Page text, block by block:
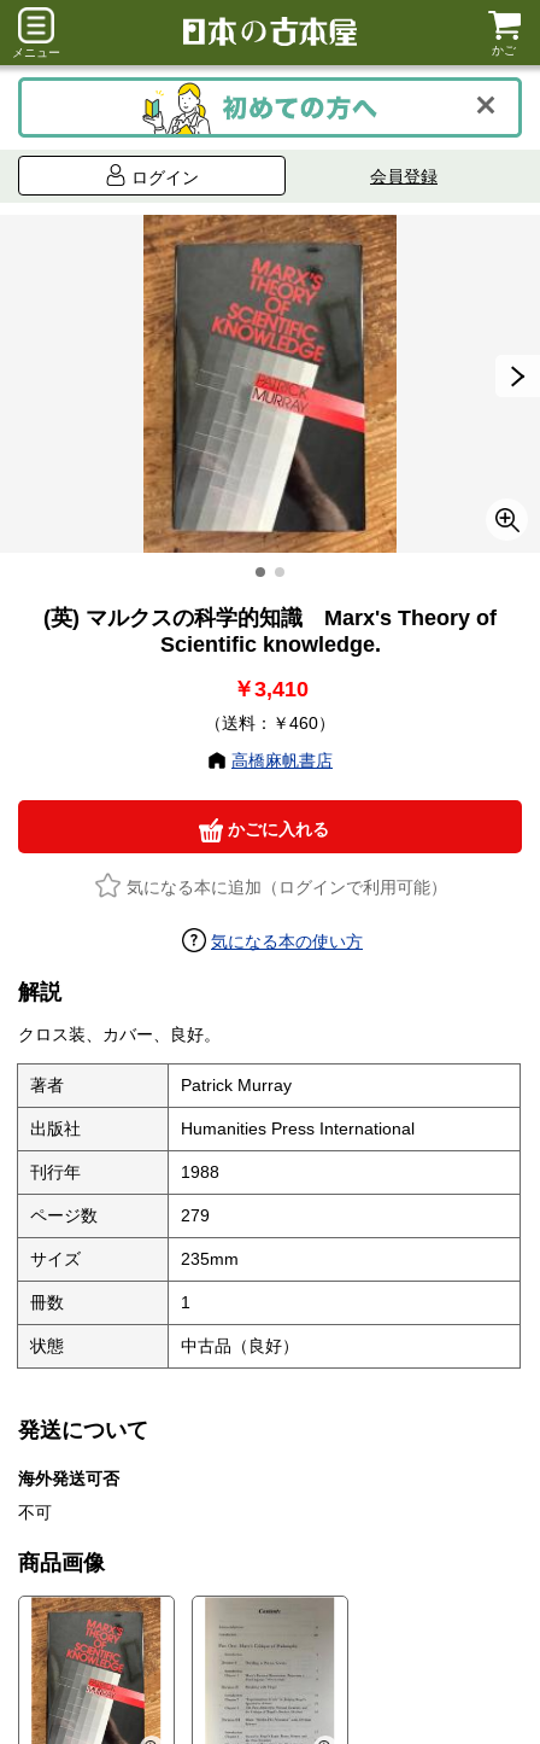
メニュー かご
ログイン 会員登録
(英) マルクスの科学的知識 Marx's Theory of
Scientific knowledge.
￥3,410
（送料：￥460）
高橋麻帆書店
かごに入れる
気になる本に追加（ログインで利用可能）
気になる本の使い方
解説
クロス装、カバー、良好。
著者 Patrick Murray
出版社 Humanities Press International
刊行年 1988
ページ数 279
サイズ 235mm
冊数 1
状態 中古品（良好）
発送について
海外発送可否
不可
商品画像